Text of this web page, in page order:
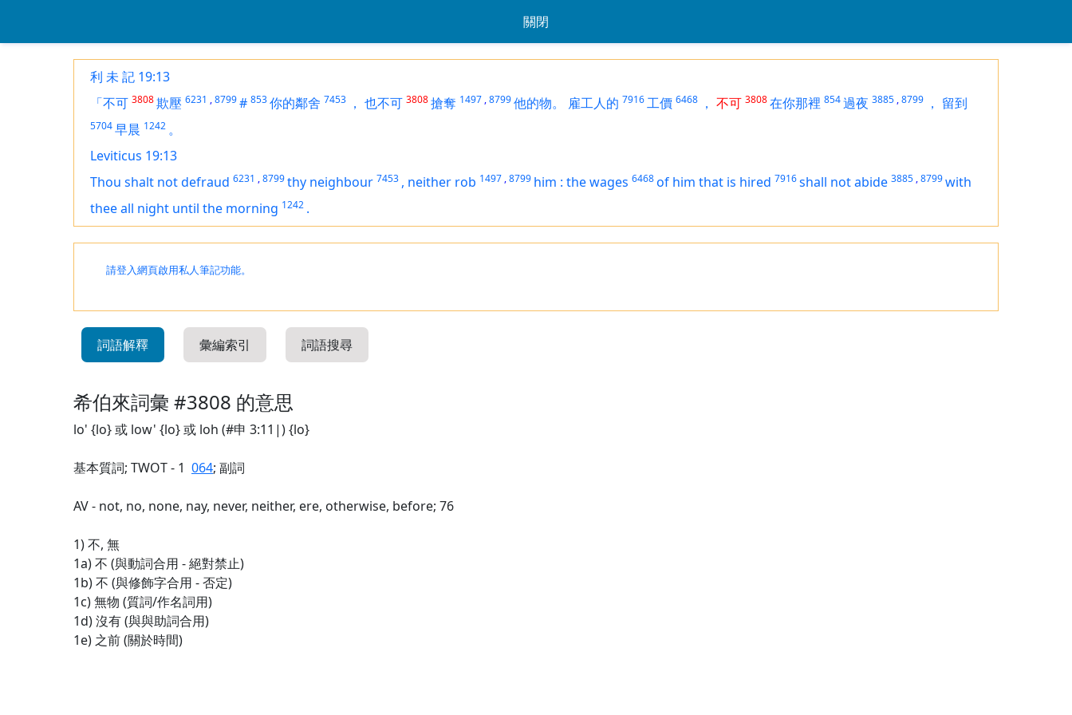
關閉
利 未 記 19:13
「不可 3808欺壓 6231 ,8799# 853你的鄰舍 7453 ， 也不可 3808搶奪 1497 ,8799他的物。 雇工人的 7916工價 6468 ， 不可 3808在你那裡 854過夜 3885 ,8799 ， 留到
5704早晨 1242 。
Leviticus 19:13
Thou shalt not defraud 6231 ,8799thy neighbour 7453 , neither rob 1497 ,8799 him : the wages 6468of him that is hired 7916shall not abide 3885 ,8799with
thee all night until the morning 1242 .
請登入網頁啟用私人筆記功能。
詞語解釋 彙編索引 詞語搜尋
希伯來詞彙 #3808 的意思
lo' {lo} 或 low' {lo} 或 loh (#申 3:11|) {lo}
基本質詞; TWOT - 1 064; 副詞
AV - not, no, none, nay, never, neither, ere, otherwise, before; 76
1) 不, 無
1a) 不 (與動詞合用 - 絕對禁止)
1b) 不 (與修飾字合用 - 否定)
1c) 無物 (質詞/作名詞用)
1d) 沒有 (與與助詞合用)
1e) 之前 (關於時間)